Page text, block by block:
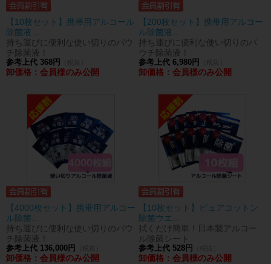
【10枚セット】携帯用アルコール
除菌液 ...
持ち運びに便利な使い切りのパウ
チ除菌液！
参考上代 368円
卸価格：会員様のみ公開
【200枚セット】携帯用アルコー
ル除菌液...
持ち運びに便利な使い切りのパ
ウチ除菌液！
参考上代 6,980円
卸価格：会員様のみ公開
【4000枚セット】携帯用アルコー
ル除菌...
持ち運びに便利な使い切りのパウ
チ除菌液！
参考上代 136,000円
卸価格：会員様のみ公開
【10枚セット】ピュアコットン
除菌ウエ...
拭くだけ簡単！日本製アルコー
ル除菌シート
参考上代 528円
卸価格：会員様のみ公開